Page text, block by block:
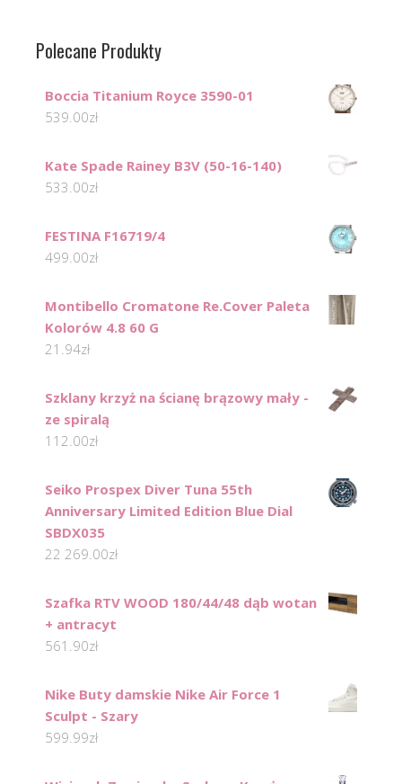
Polecane Produkty
Boccia Titanium Royce 3590-01
539.00zł
Kate Spade Rainey B3V (50-16-140)
533.00zł
FESTINA F16719/4
499.00zł
Montibello Cromatone Re.Cover Paleta
Kolorów 4.8 60 G
21.94zł
Szklany krzyż na ścianę brązowy mały -
ze spiralą
112.00zł
Seiko Prospex Diver Tuna 55th
Anniversary Limited Edition Blue Dial
SBDX035
22 269.00zł
Szafka RTV WOOD 180/44/48 dąb wotan
+ antracyt
561.90zł
Nike Buty damskie Nike Air Force 1
Sculpt - Szary
599.99zł